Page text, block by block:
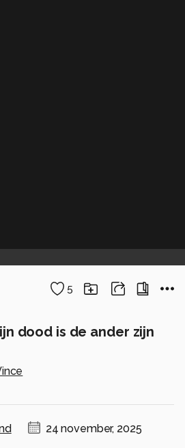
5
dood is de ander zijn
24 november, 2025